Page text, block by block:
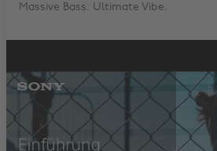
Massive Bass. Ultimate Vibe.